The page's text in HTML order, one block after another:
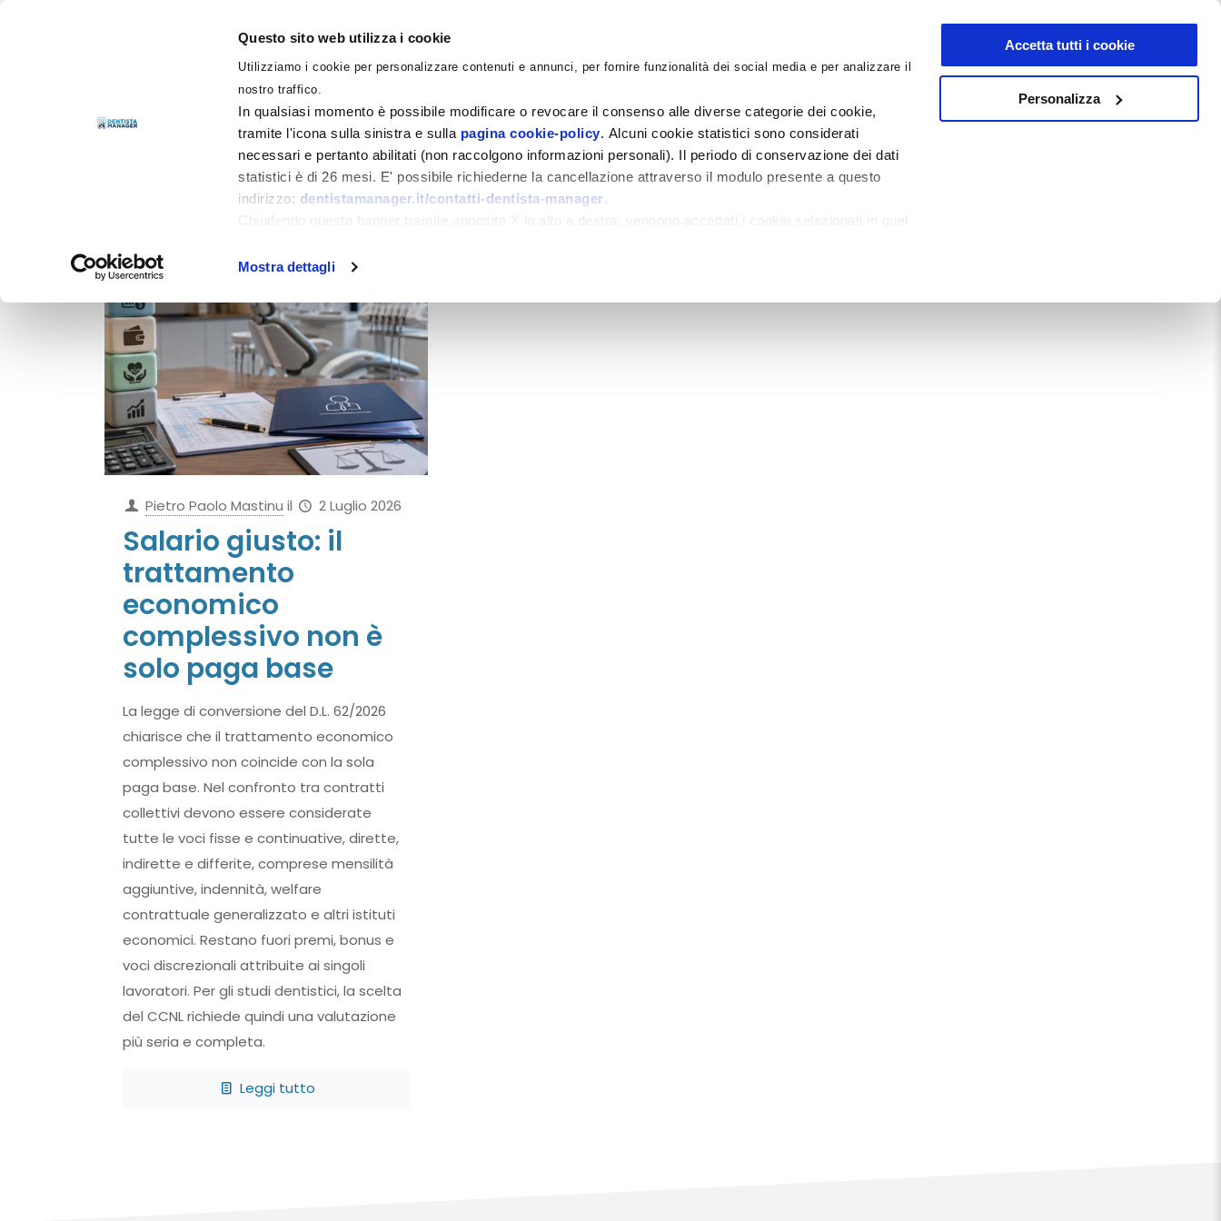
Questo sito web utilizza i cookie
Utilizziamo i cookie per personalizzare contenuti e annunci, per fornire funzionalità dei social media e per analizzare il
nostro traffico.
In qualsiasi momento è possibile modificare o revocare il consenso alle diverse categorie dei cookie,
tramite l'icona sulla sinistra e sulla pagina cookie-policy. Alcuni cookie statistici sono considerati
necessari e pertanto abilitati (non raccolgono informazioni personali). Il periodo di conservazione dei dati
statistici è di 26 mesi. E' possibile richiederne la cancellazione attraverso il modulo presente a questo
indirizzo: dentistamanager.it/contatti-dentista-manager.
Chiudendo questo banner tramite apposita X in alto a destra, vengono accettati i cookie selezionati in quel
Mostra dettagli
Accetta tutti i cookie
Personalizza
NEWSLETTER
DOCUMENTI 0 0
Categorie
Pietro Paolo Mastinu il 2 Luglio 2026
Salario giusto: il
trattamento
economico
complessivo non è
solo paga base
La legge di conversione del D.L. 62/2026
chiarisce che il trattamento economico
complessivo non coincide con la sola
paga base. Nel confronto tra contratti
collettivi devono essere considerate
tutte le voci fisse e continuative, dirette,
indirette e differite, comprese mensilità
aggiuntive, indennità, welfare
contrattuale generalizzato e altri istituti
economici. Restano fuori premi, bonus e
voci discrezionali attribuite ai singoli
lavoratori. Per gli studi dentistici, la scelta
del CCNL richiede quindi una valutazione
più seria e completa.
Leggi tutto